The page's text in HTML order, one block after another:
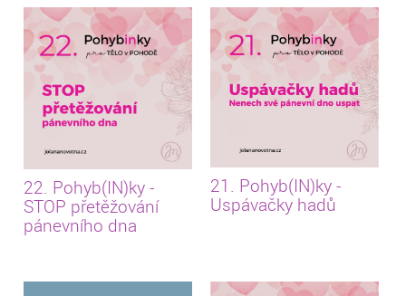
22. Pohyb(IN)ky -
STOP přetěžování
pánevního dna
21. Pohyb(IN)ky -
Uspávačky hadů